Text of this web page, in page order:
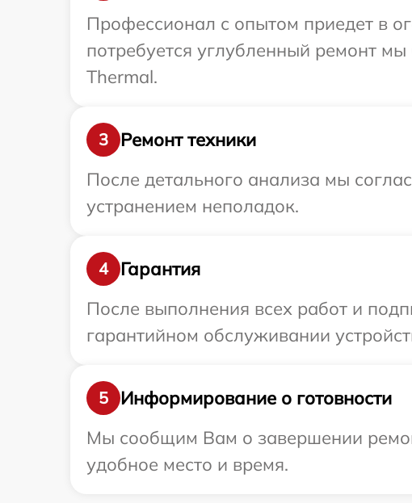
Профессионал с опытом приедет в
потребуется углубленный ремонт
Thermal.
3
Ремонт техники
После детального анализа мы
устранением неполадок.
4
Гарантия
После выполнения всех работ и
гарантийном обслуживании
5
Информирование о готовности
Мы сообщим Вам о завершении
удобное место и время.